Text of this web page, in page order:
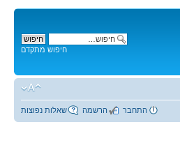
חיפוש מתקדם
שאלות נפוצות הרשמה התחבר